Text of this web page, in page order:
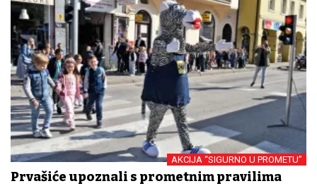
AKCIJA “SIGURNO U PROMETU”
Prvašiće upoznali s prometnim pravilima